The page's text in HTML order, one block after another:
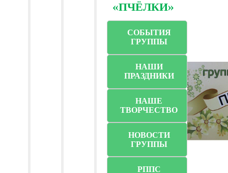
«ПЧЁЛКИ»
СОБЫТИЯ
ГРУППЫ
НАШИ
ПРАЗДНИКИ
НАШЕ
ТВОРЧЕСТВО
НОВОСТИ
ГРУППЫ
РППС